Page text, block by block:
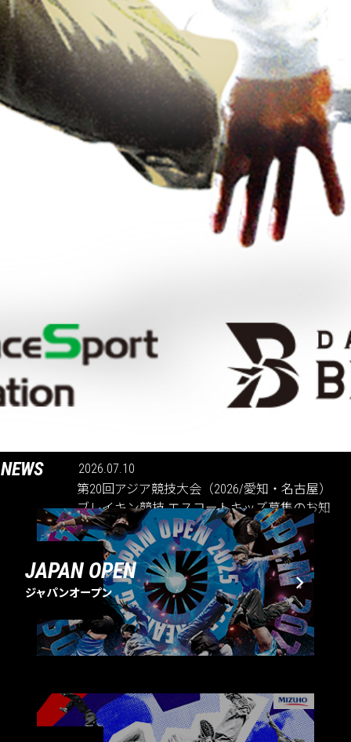
NEWS
2026.07.10
第20回アジア競技大会（2026/愛知・名古屋）
ブレイキン競技 エスコートキッズ募集のお知
らせ
JAPAN OPEN
ジャパンオープン